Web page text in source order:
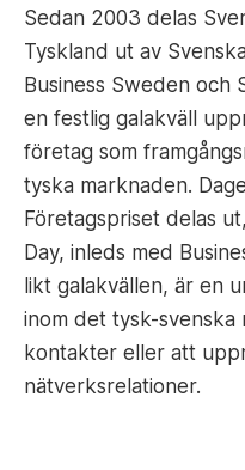
Sedan 2003 delas
Tyskland ut av
Business Sweden och
en festlig galakväll
företag som
tyska marknaden.
Företagspriset delas
Day, inleds med
likt galakvällen, är en
inom det tysk-svenska
kontakter eller att
nätverksrelationer.